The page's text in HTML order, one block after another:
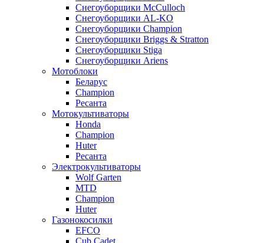
Снегоуборщики McCulloch
Снегоуборщики AL-KO
Снегоуборщики Champion
Снегоуборщики Briggs & Stratton
Снегоуборщики Stiga
Снегоуборщики Ariens
Мотоблоки
Беларус
Champion
Ресанта
Мотокультиваторы
Honda
Champion
Huter
Ресанта
Электрокультиваторы
Wolf Garten
MTD
Champion
Huter
Газонокосилки
EFCO
Cub Cadet